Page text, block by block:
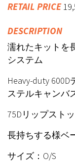
RETAIL PRICE
DESCRIPTION
濡れたキットを
システム
Heavy-duty
ステルキャンバ
75Dリップスト
長持ちする様ベ
サイズ：O/S